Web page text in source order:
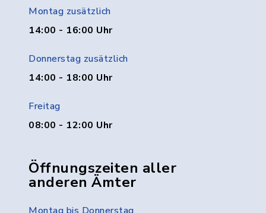
Montag zusätzlich
14:00 - 16:00 Uhr
Donnerstag zusätzlich
14:00 - 18:00 Uhr
Freitag
08:00 - 12:00 Uhr
Öffnungszeiten aller
anderen Ämter